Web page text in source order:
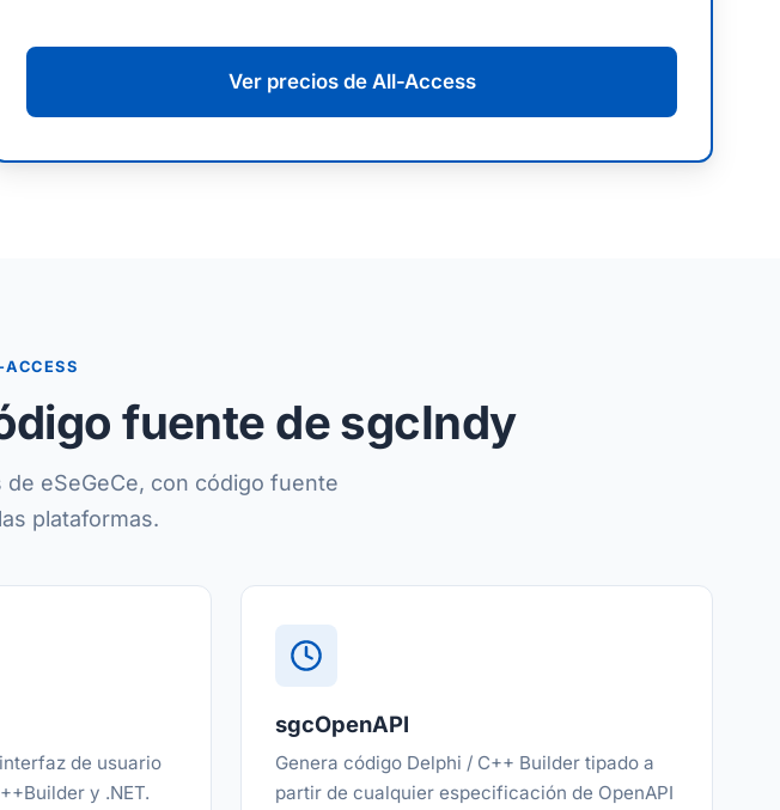
Ver precios de All-Access
fuente de sgcIndy
eSeGeCe, con código fuente
plataformas.
de usuario
y .NET.
sgcOpenAPI
Genera código Delphi / C++ Builder tipado a
partir de cualquier especificación de OpenAPI